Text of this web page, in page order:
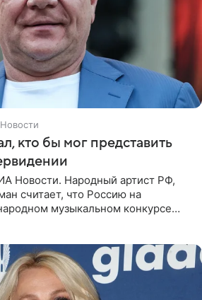
кто бы мог представить
Новости. Народный артист РФ,
считает, что Россию на
музыкальном конкурсе